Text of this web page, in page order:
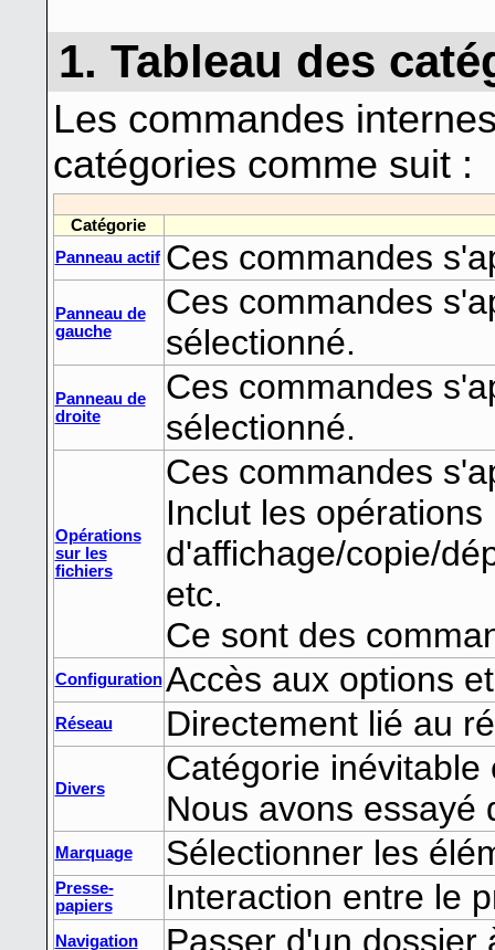
1. Tableau des
Les commandes
catégories comme suit :
Catégorie
Panneau actif Ces commandes
Panneau de
gauche
Ces commandes
sélectionné.
Panneau de
droite
Ces commandes
sélectionné.
Opérations
sur les
fichiers
Ces commandes
Inclut les opérations
d'affichage/copie/
etc.
Ce sont des
Configuration Accès aux options
Réseau Directement lié au
Divers
Catégorie
Nous avons essayé
Marquage Sélectionner les
Presse-
papiers
Interaction entre le
Navigation Passer d'un dossier